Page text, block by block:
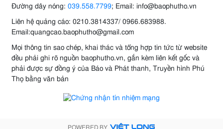
Đường dây nóng: 039.558.7799; Email: info@baophutho.vn
Liên hệ quảng cáo: 0210.3814337/ 0966.683988.
Email:quangcao.baophutho@gmail.com
Mọi thông tin sao chép, khai thác và tổng hợp tin tức từ website
đều phải ghi rõ nguồn baophutho.vn, gắn kèm liên kết gốc và
phải được sự đồng ý của Báo và Phát thanh, Truyền hình Phú
Thọ bằng văn bản
POWERED BY